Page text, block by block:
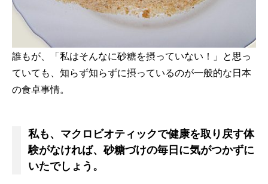
誰もが、「私はそんなに砂糖を摂っていない！」と思っ
ていても、知らず知らずに摂っているのが一般的な日本
の食卓事情。
私も、マクロビオティックで健康を取り戻す体
験がなければ、砂糖づけの毎日に気がつかずに
いたでしょう。